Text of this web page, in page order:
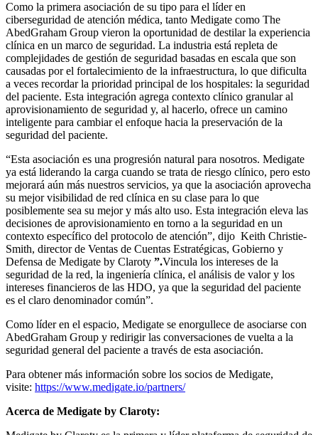
Como la primera asociación de su tipo para el líder en
ciberseguridad de atención médica, tanto Medigate como The
AbedGraham Group vieron la oportunidad de destilar la experiencia
clínica en un marco de seguridad. La industria está repleta de
complejidades de gestión de seguridad basadas en escala que son
causadas por el fortalecimiento de la infraestructura, lo que dificulta
a veces recordar la prioridad principal de los hospitales: la seguridad
del paciente. Esta integración agrega contexto clínico granular al
aprovisionamiento de seguridad y, al hacerlo, ofrece un camino
inteligente para cambiar el enfoque hacia la preservación de la
seguridad del paciente.
“Esta asociación es una progresión natural para nosotros. Medigate
ya está liderando la carga cuando se trata de riesgo clínico, pero esto
mejorará aún más nuestros servicios, ya que la asociación aprovecha
su mejor visibilidad de red clínica en su clase para lo que
posiblemente sea su mejor y más alto uso. Esta integración eleva las
decisiones de aprovisionamiento en torno a la seguridad en un
contexto específico del protocolo de atención”, dijo Keith Christie-
Smith, director de Ventas de Cuentas Estratégicas, Gobierno y
Defensa de Medigate by Claroty ”.Vincula los intereses de la
seguridad de la red, la ingeniería clínica, el análisis de valor y los
intereses financieros de las HDO, ya que la seguridad del paciente
es el claro denominador común”.
Como líder en el espacio, Medigate se enorgullece de asociarse con
AbedGraham Group y redirigir las conversaciones de vuelta a la
seguridad general del paciente a través de esta asociación.
Para obtener más información sobre los socios de Medigate,
visite: https://www.medigate.io/partners/
Acerca de Medigate by Claroty: